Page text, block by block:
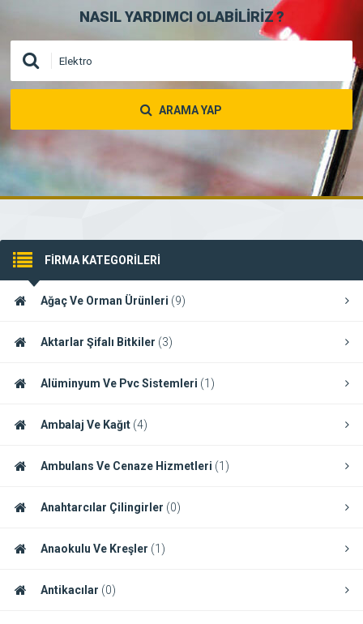
NASIL YARDIMCI OLABİLİRİZ?
ARAMA YAP
FİRMA KATEGORİLERİ
Ağaç Ve Orman Ürünleri (9)
Aktarlar Şifalı Bitkiler (3)
Alüminyum Ve Pvc Sistemleri (1)
Ambalaj Ve Kağıt (4)
Ambulans Ve Cenaze Hizmetleri (1)
Anahtarcılar Çilingirler (0)
Anaokulu Ve Kreşler (1)
Antikacılar (0)